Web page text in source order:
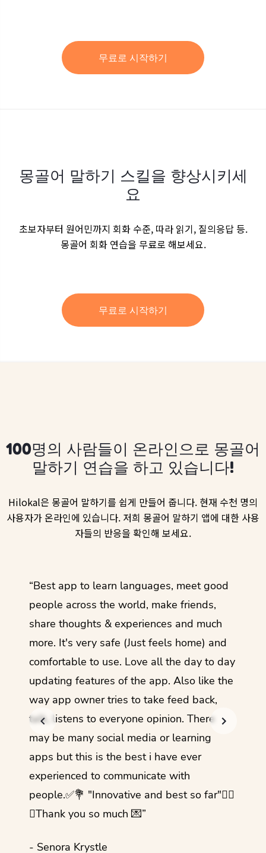
무료로 시작하기
몽골어 말하기 스킬을 향상시키세
요
초보자부터 원어민까지 회화 수준, 따라 읽기, 질의응답 등.
몽골어 회화 연습을 무료로 해보세요.
무료로 시작하기
100명의 사람들이 온라인으로 몽골어
말하기 연습을 하고 있습니다!
Hilokal은 몽골어 말하기를 쉽게 만들어 줍니다. 현재 수천 명의
사용자가 온라인에 있습니다. 저희 몽골어 말하기 앱에 대한 사용
자들의 반응을 확인해 보세요.
“Best app to learn languages, meet good
people across the world, make friends,
share thoughts & experiences and much
more. It's very safe (Just feels home) and
comfortable to use. Love all the day to day
updating features of the app. Also like the
way app owner tries to take feed back,
talk, listens to everyone opinion. There
may be many social media or learning
apps but this is the best i have ever
experienced to communicate with
people.✅💐 "Innovative and best so far"✌🏻
💜Thank you so much 💌”
- Senora Krystle